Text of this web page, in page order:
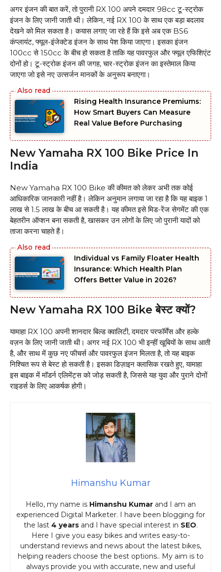
अगर इंजन की बात करें, तो पुरानी RX 100 अपने दमदार 98cc टू-स्ट्रोक
इंजन के लिए जानी जाती थी। लेकिन, नई RX 100 के साथ एक बड़ा बदलाव
देखने को मिल सकता है। कयास लगाए जा रहे हैं कि इसे अब एक BS6
कंप्लायंट, फ्यूल-इंजेक्टेड इंजन के साथ पेश किया जाएगा। इसका इंजन
100cc से 150cc के बीच हो सकता है ताकि यह पावरफुल और फ्यूल एफिशिएंट
दोनों हो। टू-स्ट्रोक इंजन की जगह, चार-स्ट्रोक इंजन का इस्तेमाल किया
जाएगा जो इसे नए उत्सर्जन मानकों के अनुरूप बनाएगा।
Rising Health Insurance Premiums:
How Smart Buyers Can Measure
Real Value Before Purchasing
New Yamaha RX 100 Bike Price In
India
New Yamaha RX 100 Bike की कीमत को लेकर अभी तक कोई
आधिकारिक जानकारी नहीं है। लेकिन अनुमान लगाया जा रहा है कि यह बाइक ₹1
लाख से ₹1.5 लाख के बीच आ सकती है। यह कीमत इसे मिड-रेंज सेगमेंट की एक
बेहतरीन ऑप्शन बना सकती है, खासकर उन लोगों के लिए जो पुरानी यादों को
ताजा करना चाहते हैं।
Individual vs Family Floater Health
Insurance: Which Health Plan
Offers Better Value in 2026?
New Yamaha RX 100 Bike बेस्ट क्यों?
यामाहा RX 100 अपनी शानदार बिल्ड क्वालिटी, दमदार परफॉर्मेंस और हल्के
वज़न के लिए जानी जाती थी। अगर नई RX 100 भी इन्हीं खूबियों के साथ आती
है, और साथ में कुछ नए फीचर्स और पावरफुल इंजन मिलता है, तो यह बाइक
निश्चित रूप से बेस्ट हो सकती है। इसका डिज़ाइन क्लासिक रखते हुए, यामाहा
इस बाइक में मॉडर्न एलिमेंट्स को जोड़ सकती है, जिससे यह युवा और पुराने दोनों
राइडर्स के लिए आकर्षक होगी।
Himanshu Kumar
Hello, my name is Himanshu Kumarand I am an
experienced Digital Marketer. I have been blogging for
the last 4 yearsand I have special interest in SEO.
Here I give you easy bikes and writes easy-to-
understand reviews and news about the latest bikes,
helping readers choose the best options.. My aim is to
always provide you with accurate, new and useful